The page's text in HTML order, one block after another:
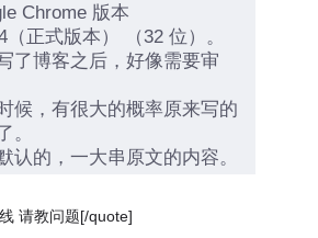
Chrome 版本
（正式版本） （32 位）。
了博客之后，好像需要审
候，有很大的概率原来写的
。
认的，一大串原文的内容。
请教问题[/quote]